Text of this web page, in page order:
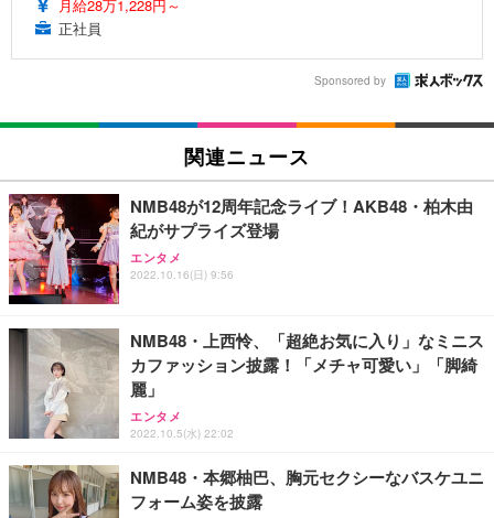
月給28万1,228円～
正社員
Sponsored by
関連ニュース
NMB48が12周年記念ライブ！AKB48・柏木由
紀がサプライズ登場
エンタメ
2022.10.16(日) 9:56
NMB48・上西怜、「超絶お気に入り」なミニス
カファッション披露！「メチャ可愛い」「脚綺
麗」
エンタメ
2022.10.5(水) 22:02
NMB48・本郷柚巴、胸元セクシーなバスケユニ
フォーム姿を披露